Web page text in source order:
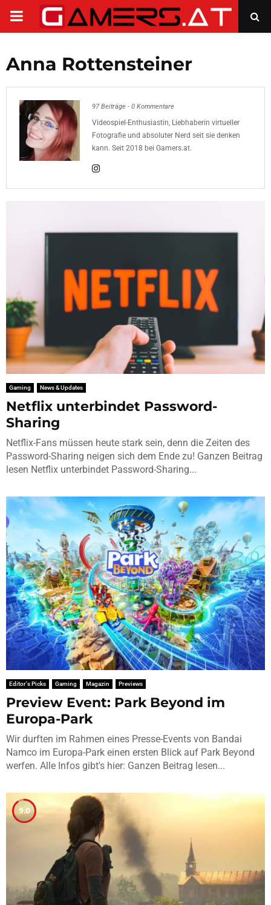
PRIMARY
Anna Rottensteiner
97 Beiträge - 0 Kommentare
Videospiel-Enthusiastin, Liebhaberin virtueller
Fotografie und absoluter Nerd seit sie denken
kann. Seit 2018 bei Gamers.at.
Gaming News & Updates
Netflix unterbindet Password-
Sharing
Netflix-Fans müssen heute stark sein, denn die Zeiten des
Password-Sharing neigen sich dem Ende zu! Ganzen Beitrag
lesen Netflix unterbindet Password-Sharing...
Editor's Picks Gaming Magazin Previews
Preview Event: Park Beyond im
Europa-Park
Wir durften im Rahmen eines Presse-Events von Bandai
Namco im Europa-Park einen ersten Blick auf Park Beyond
werfen. Alle Infos gibt's hier: Ganzen Beitrag lesen...
9.0